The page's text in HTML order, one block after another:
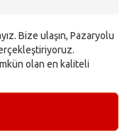
Bize ulaşın, Pazaryolu
olan en kaliteli